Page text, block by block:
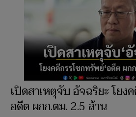
เปิดสาเหตุจับ อัจฉริยะ โยง
อดีต ผกก.ตม. 2.5 ล้าน